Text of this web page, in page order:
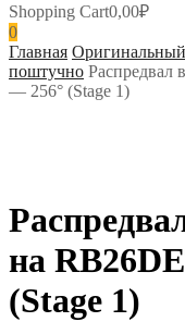
Shopping Cart0,00₽
0
Главная
поштучно Распредвал
— 256° (Stage 1)
на
(Stage 1)